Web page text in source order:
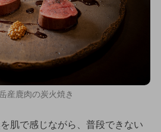
産鹿肉の炭火焼き
肌で感じながら、普段できない